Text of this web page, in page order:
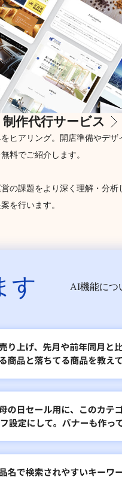
制作代行サービス
ヒアリング。開店準備やデザ
料でご紹介します。
の課題をより深く理解・分析
を行います。
す AI機能につ